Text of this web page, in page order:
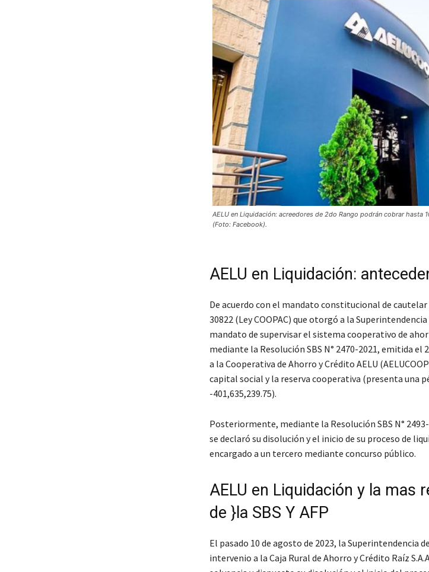
AELU en Liquidación: acreedores de 2do Rango podrán cobrar
(Foto: Facebook).
AELU en Liquidación:
De acuerdo con el mandato constitucional de
30822 (Ley COOPAC) que otorgó a la Superintendencia
mandato de supervisar el sistema cooperativo de
mediante la Resolución SBS N° 2470-2021, emitida el
a la Cooperativa de Ahorro y Crédito AELU
capital social y la reserva cooperativa (presenta una
-401,635,239.75).
Posteriormente, mediante la Resolución SBS N°
se declaró su disolución y el inicio de su proceso de
encargado a un tercero mediante concurso público.
AELU en Liquidación y la mas
de }la SBS Y AFP
El pasado 10 de agosto de 2023, la Superintendencia
intervenio a la Caja Rural de Ahorro y Crédito Raíz